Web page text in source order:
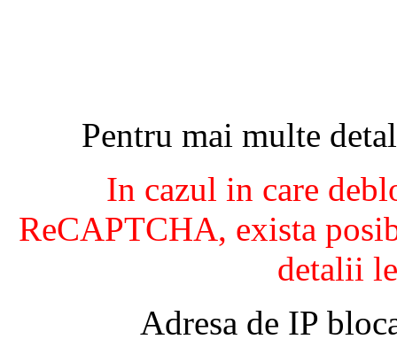
Pentru mai multe
In cazul in care
ReCAPTCHA, exista
detalii
Adresa de IP